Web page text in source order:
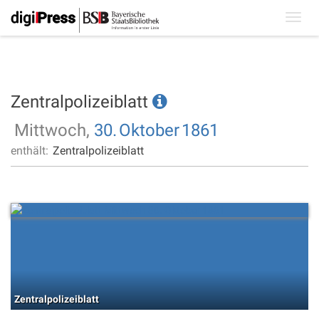
Zentralpolizeiblatt
Mittwoch, 30.Oktober1861
enthält: Zentralpolizeiblatt
Zentralpolizeiblatt